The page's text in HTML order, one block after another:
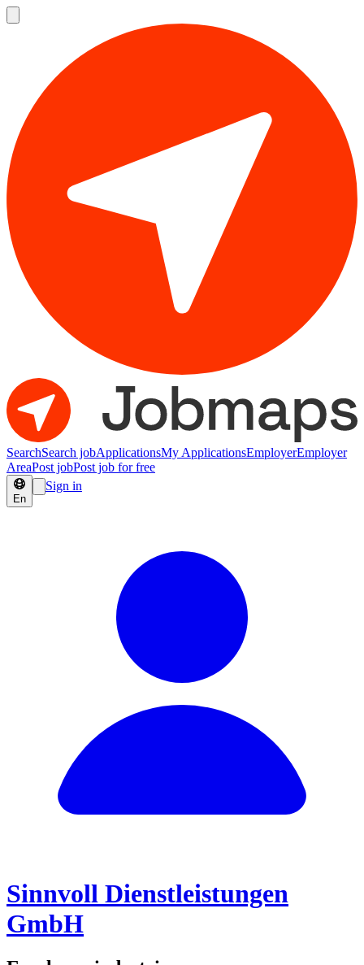
SearchSearch jobApplicationsMy ApplicationsEmployerEmployer
AreaPost jobPost job for free
En
Sign in
Sinnvoll Dienstleistungen
GmbH